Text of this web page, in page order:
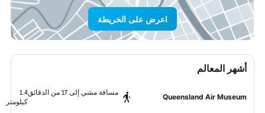
اعرض على الخريطة
أشهر المعالم
Queensland Air Museum
مسافة مشي إلى 17 من الدقائق
1.4
كيلومتر